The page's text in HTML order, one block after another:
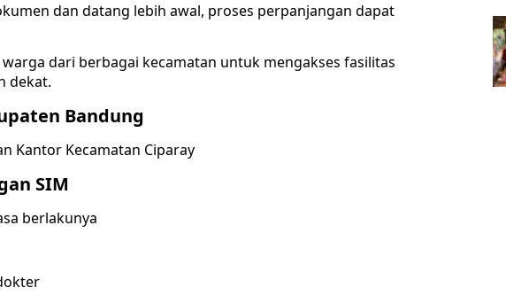
dan datang lebih awal, proses perpanjangan dapat
dari berbagai kecamatan untuk mengakses fasilitas
dekat.
Bandung
Kantor Kecamatan Ciparay
SIM
berlakunya